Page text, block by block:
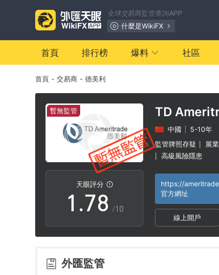
全球交易商監管查詢APP
什麼是WikiFX
首頁 排行榜 爆料 社區
首頁 - 交易商 - 德美利
暫無監管
天眼評分
0
1
2
3
.
1
2
3
5
6
7
8
9
2
3
4
6
7
8
9
/10
TD
中國
5-10年
監管牌照存疑
展
高級風險隱患
https://
官方網址
線上開戶
外匯監管